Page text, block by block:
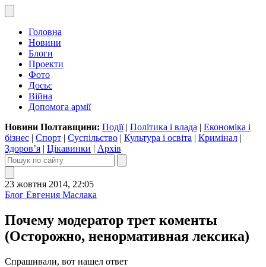
Головна
Новини
Блоги
Проекти
Фото
Досьє
Війна
Допомога армії
Новини Полтавщини: Події| Політика і влада | Економіка і
бізнес | Спорт | Суспільство | Культура і освіта | Кримінал |
Здоров’я | Цікавинки | Архів
23 жовтня 2014, 22:05
Блог Евгения Маслака
Почему модератор трет коменты
(Осторожно, ненормативная лексика)
Спрашивали, вот нашел ответ